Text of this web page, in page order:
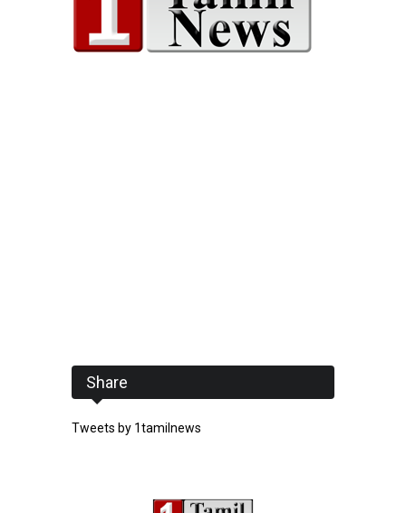
Share
Tweets by 1tamilnews